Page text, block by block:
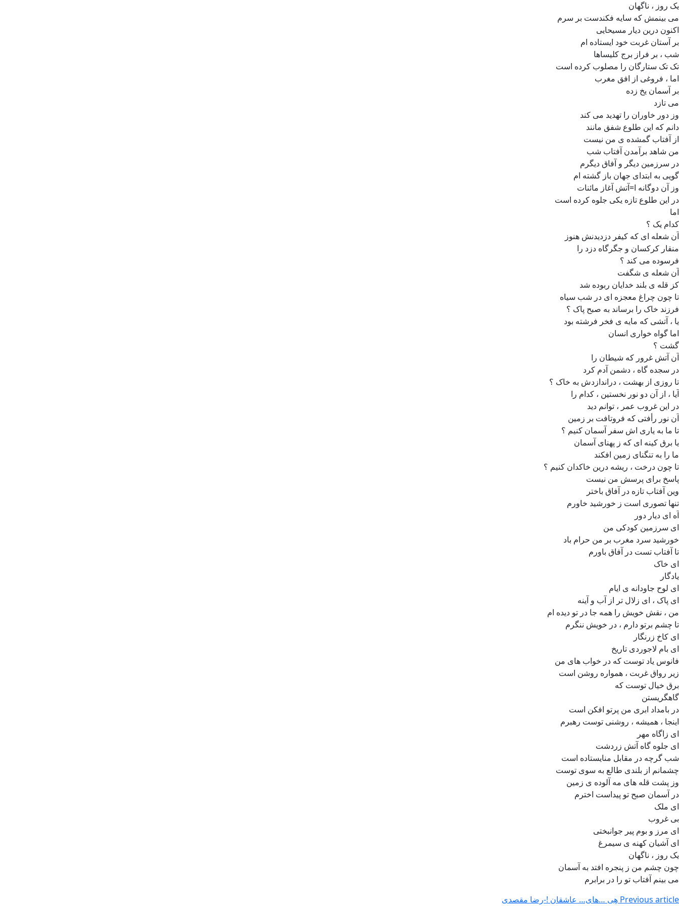
یک روز ، ناگهان
می بینمش که سایه فکندست بر سرم
اکنون درین دیار مسیحایی
بر آستان غربت خود ایستاده ام
شب ، بر فراز برج کلیساها
تک تک ستارگان را مصلوب کرده است
اما ، فروغی از افق مغرب
بر آسمان یخ زده
می تازد
وز دور خاوران را تهدید می کند
دانم که این طلوع شفق مانند
از آفتاب گمشده ی من نیست
من شاهد برآمدن آفتاب شب
در سرزمین دیگر و آفاق دیگرم
گویی به ابتدای جهان باز گشته ام
وز آن دوگانه ا=آتش آغاز مائنات
در این طلوع تازه یکی جلوه کرده است
اما
کدام یک ؟
آن شعله ای که کیفر دزدیدنش هنوز
منقار کرکسان و جگرگاه دزد را
فرسوده می کند ؟
آن شعله ی شگفت
کز قله ی بلند خدایان ربوده شد
تا چون چراغ معجزه ای در شب سیاه
فرزند خاک را برساند به صبح پاک ؟
یا ، آتشی که مایه ی فخر فرشته بود
اما گواه خواری انسان
گشت ؟
آن آتش غرور که شیطان را
در سجده گاه ، دشمن آدم کرد
تا روزی از بهشت ، دراندازدش به خاک ؟
آیا ، از آن دو نور نخستین ، کدام را
در این غروب عمر ، توانم دید
آن نور رأفتی که فروتافت بر زمین
تا ما به یاری اش سفر آسمان کنیم ؟
یا برق کینه ای که ز پهنای آسمان
ما را به تنگنای زمین افکند
تا چون درخت ، ریشه درین خاکدان کنیم ؟
پاسخ برای پرسش من نیست
وین آفتاب تازه در آفاق باختر
تنها تصوری است ز خورشید خاورم
آه ای دیار دور
ای سرزمین کودکی من
خورشید سرد مغرب بر من حرام باد
تا آفتاب تست در آفاق باورم
ای خاک
یادگار
ای لوح جاودانه ی ایام
ای پاک ، ای زلال تر از آب و آینه
من ، نقش خویش را همه جا در تو دیده ام
تا چشم برتو دارم ، در خویش ننگرم
ای کاخ زرنگار
ای بام لاجوردی تاریخ
فانوس یاد توست که در خواب های من
زیر رواق غربت ، همواره روشن است
برق خیال توست که
گاهگریستن
در بامداد ابری من پرتو افکن است
اینجا ، همیشه ، روشنی توست رهبرم
ای زاگاه مهر
ای جلوه گاه آتش زردشت
شب گرچه در مقابل منایستاده است
چشمانم از بلندی طالع به سوی توست
وز پشت قله های مه آلوده ی زمین
در آسمان صبح تو پیداست اخترم
ای ملک
بی غروب
ای مرز و بوم پیر جوانبختی
ای آشیان کهنه ی سیمرغ
یک روز ، ناگهان
چون چشم من ز پنجره افتد به آسمان
می بینم آفتاب تو را در برابرم
Previous article هِی …های… عاشقان !-رضا مقصدی